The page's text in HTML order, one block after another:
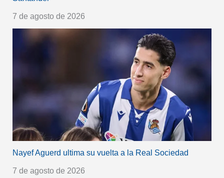
7 de agosto de 2026
Nayef Aguerd ultima su vuelta a la Real Sociedad
7 de agosto de 2026